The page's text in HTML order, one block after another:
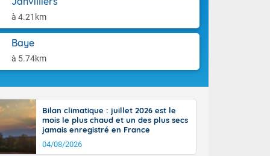
à 4.21km
Baye
à 5.74km
le Poitou-
8 à 13
26 sur le
le sud-
Bilan climatique : juillet 2026 est le
mois le plus chaud et un des plus secs
jamais enregistré en France
04/08/2026